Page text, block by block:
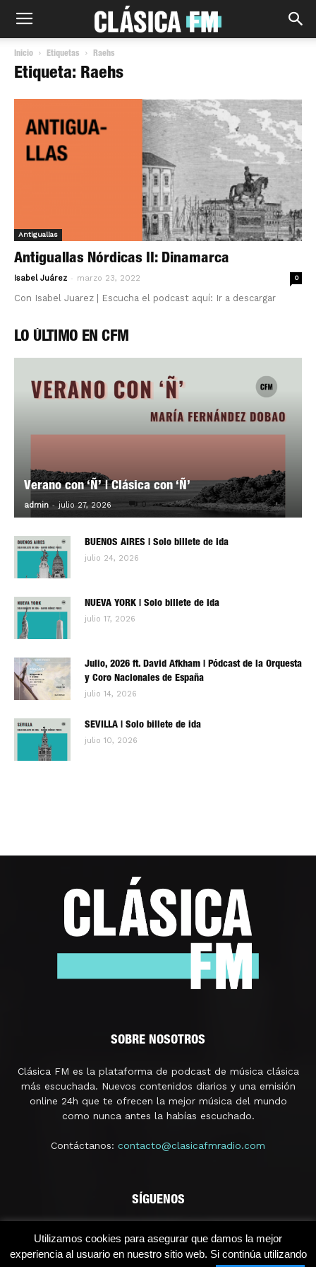
Inicio Etiquetas Raehs
Etiqueta: Raehs
Antiguallas
Antiguallas Nórdicas II: Dinamarca
Isabel Juárez - marzo 23, 2022 0
Con Isabel Juarez | Escucha el podcast aquí: Ir a descargar
LO ÚLTIMO EN CFM
Verano con ‘Ñ’ | Clásica con ‘Ñ’
admin - julio 27, 2026 0
BUENOS AIRES | Solo billete de ida
julio 24, 2026
NUEVA YORK | Solo billete de ida
julio 17, 2026
Julio, 2026 ft. David Afkham | Pódcast de la Orquesta
y Coro Nacionales de España
julio 14, 2026
SEVILLA | Solo billete de ida
julio 10, 2026
SOBRE NOSOTROS
Clásica FM es la plataforma de podcast de música clásica
más escuchada. Nuevos contenidos diarios y una emisión
online 24h que te ofrecen la mejor música del mundo
como nunca antes la habías escuchado.
Contáctanos: contacto@clasicafmradio.com
SÍGUENOS
Utilizamos cookies para asegurar que damos la mejor
experiencia al usuario en nuestro sitio web. Si continúa utilizando